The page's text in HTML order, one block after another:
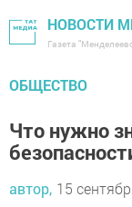
НОВОСТИ
Газета
ОБЩЕСТВО
Что нужно
автор, 15